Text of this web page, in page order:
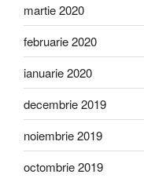
martie 2020
februarie 2020
ianuarie 2020
decembrie 2019
noiembrie 2019
octombrie 2019